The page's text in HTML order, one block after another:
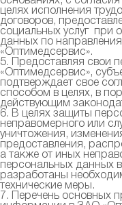
целях исполнения
договоров,
социальных услуг при
данных по
«Оптимедсервис».
5. Предоставляя свои
«Оптимедсервис»,
подтверждает свое
способом в целях, в
действующим
6. В целях защиты
неправомерного или
уничтожения,
предоставления,
а также от иных
персональных данных
разработаны
технические меры.
7. Перечень основных